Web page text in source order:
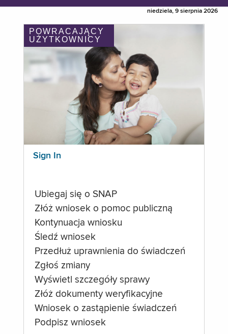
niedziela, 9 sierpnia 2026
POWRACAJĄCY
UŻYTKOWNICY
Sign In
Ubiegaj się o SNAP
Złóż wniosek o pomoc publiczną
Kontynuacja wniosku
Śledź wniosek
Przedłuż uprawnienia do świadczeń
Zgłoś zmiany
Wyświetl szczegóły sprawy
Złóż dokumenty weryfikacyjne
Wniosek o zastąpienie świadczeń
Podpisz wniosek